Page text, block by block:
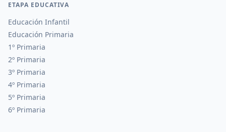
ETAPA EDUCATIVA
Educación Infantil
Educación Primaria
1º Primaria
2º Primaria
3º Primaria
4º Primaria
5º Primaria
6º Primaria